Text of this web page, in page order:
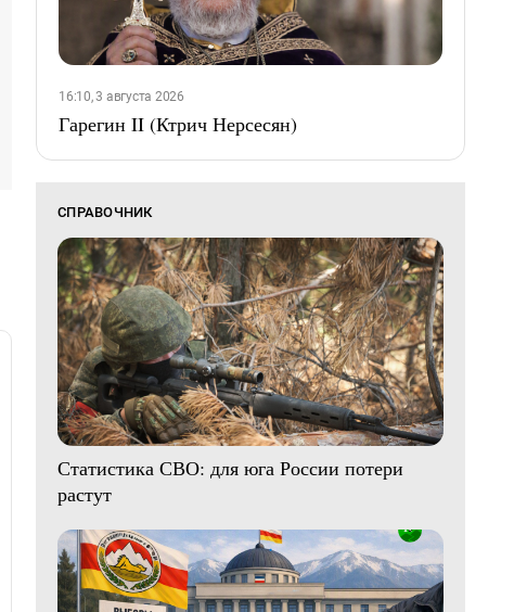
16:10, 3 августа 2026
Гарегин II (Ктрич Нерсесян)
СПРАВОЧНИК
Статистика СВО: для юга России потери
растут